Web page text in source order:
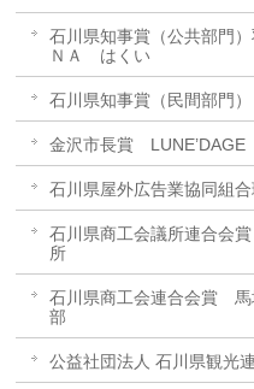
石川県知事賞（公共部門
ＮＡ はくい
石川県知事賞（民間部
金沢市長賞 LUNE’DAGE
石川県屋外広告業協同組
石川県商工会議所連合
所
石川県商工会連合会賞
部
公益社団法人 石川県観光